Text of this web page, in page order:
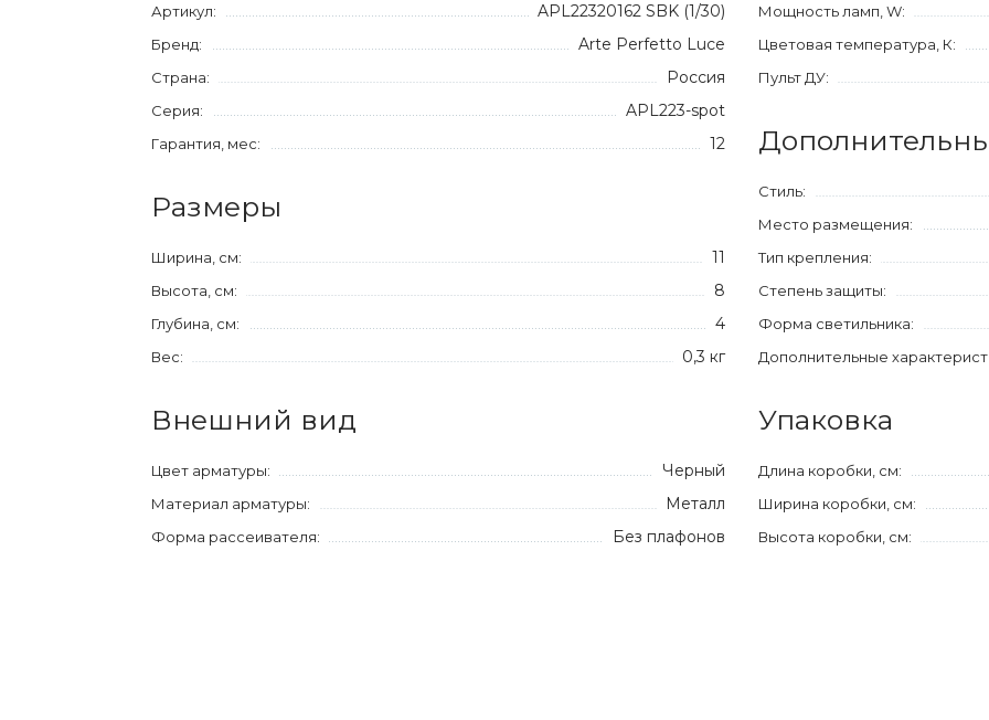
Артикул: APL22320162 SBK (1/30)
Бренд: Arte Perfetto Luce
Страна: Россия
Серия: APL223-spot
Гарантия, мес: 12
Размеры
Ширина, см: 11
Высота, см: 8
Глубина, см: 4
Вес: 0,3 кг
Внешний вид
Цвет арматуры: Черный
Материал арматуры: Металл
Форма рассеивателя: Без плафонов
Мощность ламп, W:
Цветовая температура, К:
Пульт ДУ:
Стиль:
Место размещения:
Тип крепления:
Степень защиты:
Форма светильника:
Дополнительные
Упаковка
Длина коробки, см:
Ширина коробки, см:
Высота коробки, см: